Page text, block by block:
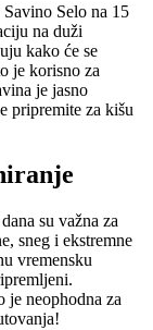
Selo na 15
na duži
kako će se
je korisno za
je jasno
pripremite za kišu
su važna za
sneg i ekstremne
vremensku
je neophodna za